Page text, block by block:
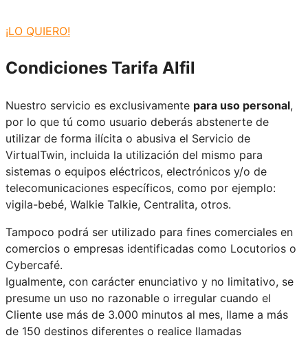
¡LO QUIERO!
Condiciones Tarifa Alfil
Nuestro servicio es exclusivamente para uso personal,
por lo que tú como usuario deberás abstenerte de
utilizar de forma ilícita o abusiva el Servicio de
VirtualTwin, incluida la utilización del mismo para
sistemas o equipos eléctricos, electrónicos y/o de
telecomunicaciones específicos, como por ejemplo:
vigila-bebé, Walkie Talkie, Centralita, otros.
Tampoco podrá ser utilizado para fines comerciales en
comercios o empresas identificadas como Locutorios o
Cybercafé.
Igualmente, con carácter enunciativo y no limitativo, se
presume un uso no razonable o irregular cuando el
Cliente use más de 3.000 minutos al mes, llame a más
de 150 destinos diferentes o realice llamadas